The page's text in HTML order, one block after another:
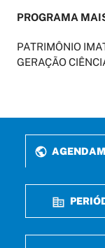
PROGRAMA
PATRIMÔNIO
GERAÇÃO